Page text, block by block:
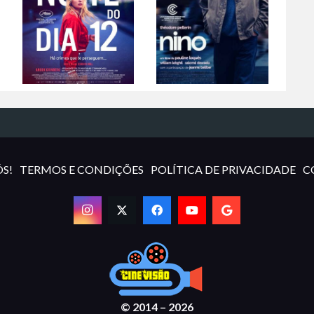
TERMOS E CONDIÇÕES POLÍTICA DE PRIVACIDADE
© 2014 – 2026